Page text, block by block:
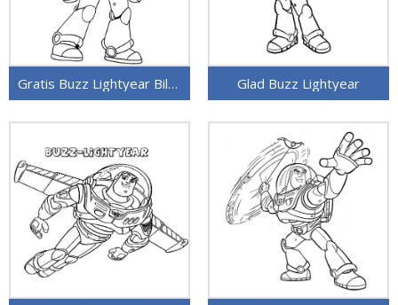
Gratis Buzz Lightyear Bilde Glad Buzz Lightyear